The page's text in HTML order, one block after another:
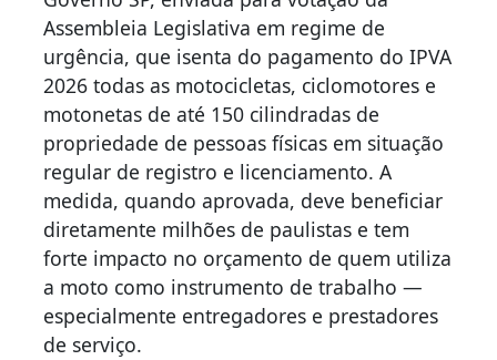
Assembleia Legislativa em regime de
urgência, que isenta do pagamento do IPVA
2026 todas as motocicletas, ciclomotores e
motonetas de até 150 cilindradas de
propriedade de pessoas físicas em situação
regular de registro e licenciamento. A
medida, quando aprovada, deve beneficiar
diretamente milhões de paulistas e tem
forte impacto no orçamento de quem utiliza
a moto como instrumento de trabalho —
especialmente entregadores e prestadores
de serviço.